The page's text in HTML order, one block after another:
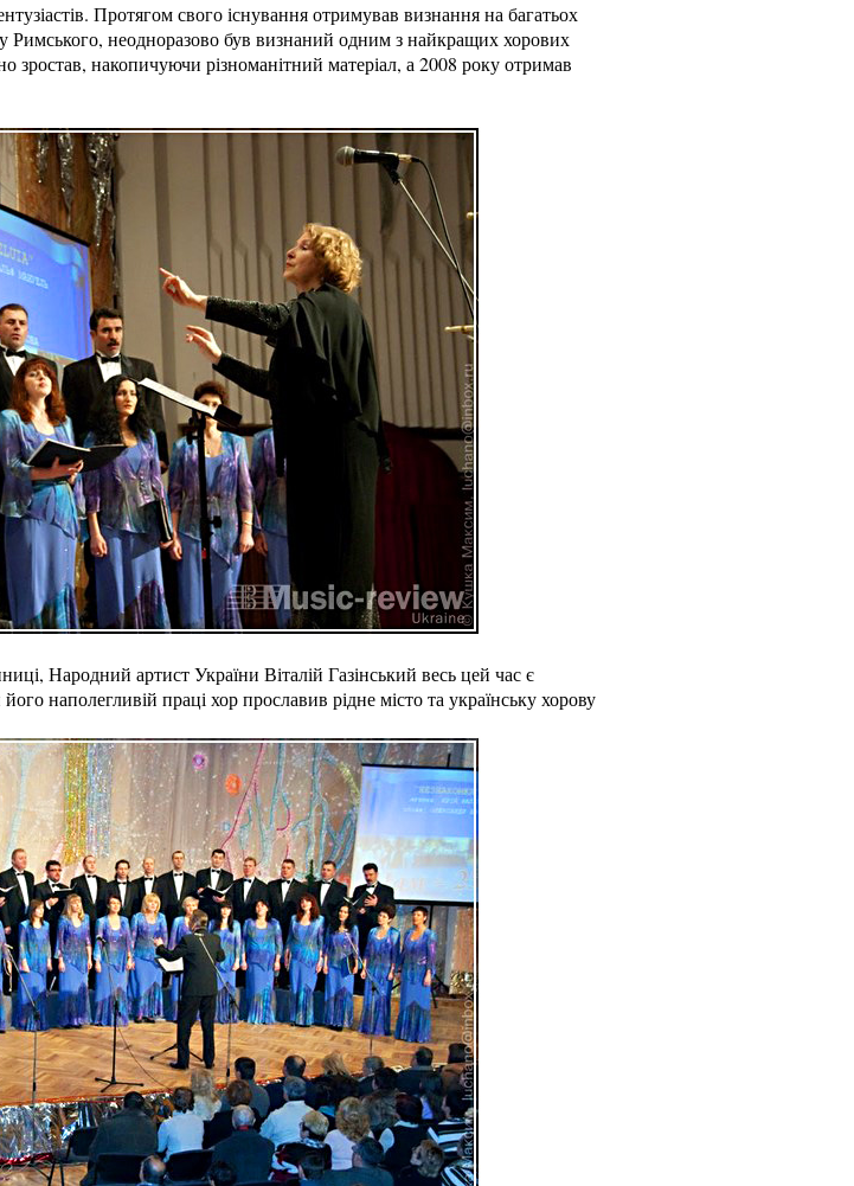
Протягом свого існування отримував визнання на багатьох
Римського, неодноразово був визнаний одним з найкращих хорових
зростав, накопичуючи різноманітний матеріал, а 2008 року отримав
Народний артист України Віталій Газінський весь цей час є
наполегливій праці хор прославив рідне місто та українську хорову